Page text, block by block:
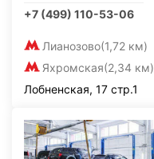
+7 (499) 110-53-06
Лианозово(1,72 км)
Яхромская(2,34 км)
Лобненская, 17 стр.1